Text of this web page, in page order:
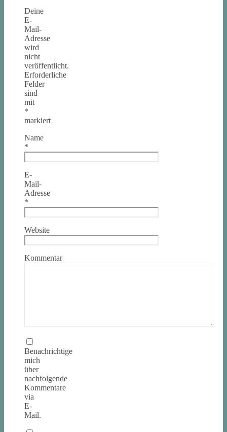
Deine
E-
Mail-
Adresse
wird
nicht
veröffentlicht.
Erforderliche
Felder
sind
mit
*
markiert
Name
*
E-
Mail-
Adresse
*
Website
Kommentar
Benachrichtige
mich
über
nachfolgende
Kommentare
via
E-
Mail.